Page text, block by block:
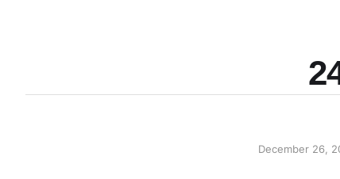
December 26,